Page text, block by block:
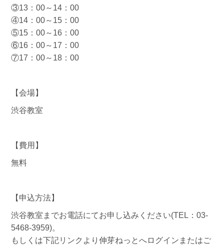
③13：00～14：00
④14：00～15：00
⑤15：00～16：00
⑥16：00～17：00
⑦17：00～18：00
【会場】
渋谷教室
【費用】
無料
【申込方法】
渋谷教室までお電話にてお申し込みください(TEL：03-
5468-3959)。
もしくは下記リンクより伸芽ねっとへログインまたはご